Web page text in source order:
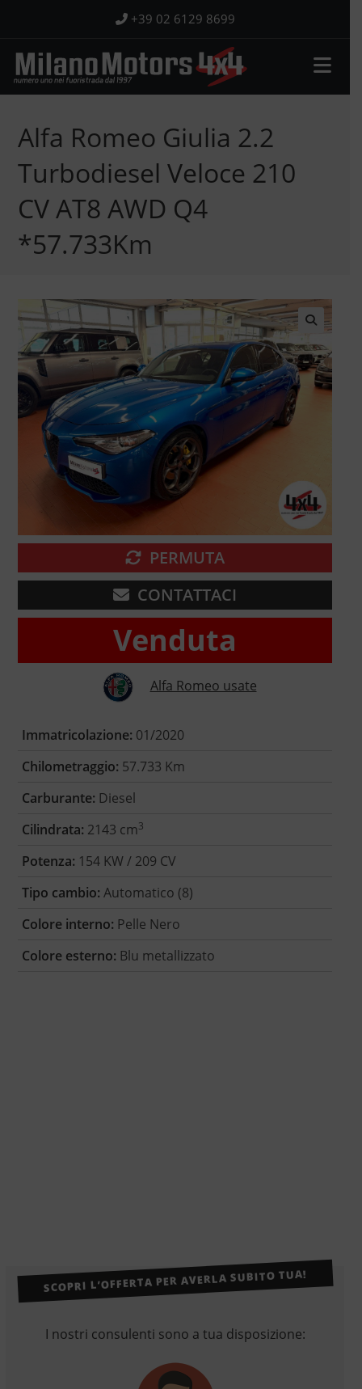
contenuto
+39 02 6129 8699
Alfa Romeo Giulia 2.2
Turbodiesel Veloce 210
CV AT8 AWD Q4
*57.733Km
🔍
PERMUTA
CONTATTACI
Venduta
Alfa Romeo usate
Immatricolazione: 01/2020
Chilometraggio: 57.733 Km
Carburante: Diesel
Cilindrata: 2143 cm3
Potenza: 154 KW / 209 CV
Tipo cambio: Automatico (8)
Colore interno: Pelle Nero
Colore esterno: Blu metallizzato
SCOPRI L’OFFERTA PER AVERLA SUBITO TUA!
I nostri consulenti sono a tua disposizione: